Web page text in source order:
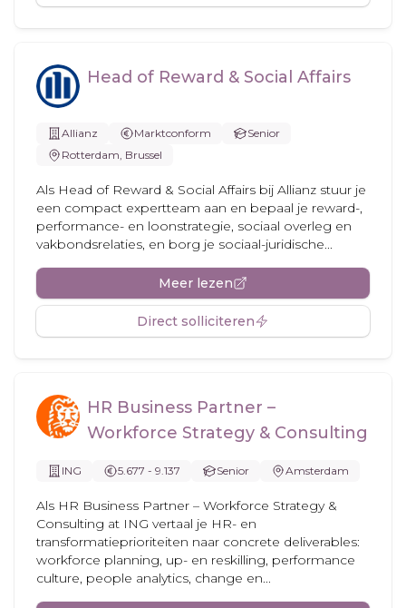
Head of Reward & Social Affairs
Allianz Marktconform
Senior
Rotterdam, Brussel
Als Head of Reward & Social Affairs bij Allianz stuur je
een compact expertteam aan en bepaal je reward-,
performance- en loonstrategie, sociaal overleg en
vakbondsrelaties, en borg je sociaal-juridische...
Meer lezen
Direct solliciteren
HR Business Partner –
Workforce Strategy & Consulting
ING 5.677 - 9.137 Senior Amsterdam
Als HR Business Partner – Workforce Strategy &
Consulting at ING vertaal je HR- en
transformatieprioriteiten naar concrete deliverables:
workforce planning, up- en reskilling, performance
culture, people analytics, change en...